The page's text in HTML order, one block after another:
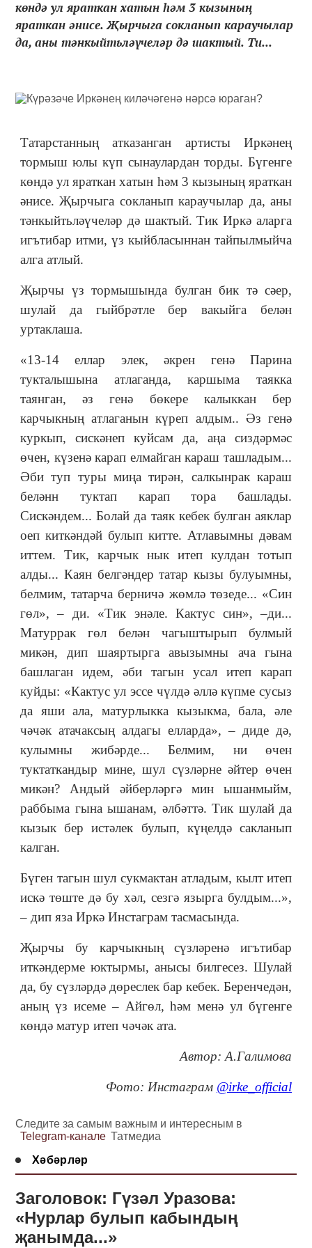
көндә ул яраткан хатын һәм 3 кызының
яраткан әнисе. Җырчыга сокланып караучылар
да, аны тәнкыйтьләүчеләр дә шактый. Ти...
Татарстанның атказанган артисты Иркәнең
тормыш юлы күп сынаулардан торды. Бүгенге
көндә ул яраткан хатын һәм 3 кызының яраткан
әнисе. Җырчыга сокланып караучылар да, аны
тәнкыйтьләүчеләр дә шактый. Тик Иркә аларга
игътибар итми, үз кыйбласыннан тайпылмыйча
алга атлый.
Җырчы үз тормышында булган бик тә сәер,
шулай да гыйбрәтле бер вакыйга белән
уртаклаша.
«13-14 еллар элек, әкрен генә Парина
тукталышына атлаганда, каршыма таякка
таянган, әз генә бөкере калыккан бер
карчыкның атлаганын күреп алдым.. Әз генә
куркып, сискәнеп куйсам да, аңа сиздәрмәс
өчен, күзенә карап елмайган караш ташладым...
Әби туп туры миңа тирән, салкынрак караш
беләнн туктап карап тора башлады.
Сискәндем... Болай да таяк кебек булган аяклар
оеп киткәндәй булып китте. Атлавымны дәвам
иттем. Тик, карчык нык итеп кулдан тотып
алды... Каян белгәндер татар кызы булуымны,
белмим, татарча берничә жөмлә төзеде... «Син
гөл», – ди. «Тик энәле. Кактус син», –ди...
Матуррак гөл белән чагыштырып булмый
микән, дип шаяртырга авызымны ача гына
башлаган идем, әби тагын усал итеп карап
куйды: «Кактус ул эссе чүлдә әллә күпме сусыз
да яши ала, матурлыкка кызыкма, бала, әле
чәчәк атачаксың алдагы елларда», – диде дә,
кулымны жибәрде... Белмим, ни өчен
туктаткандыр мине, шул сүзләрне әйтер өчен
микән? Андый әйберләргә мин ышанмыйм,
раббыма гына ышанам, әлбәттә. Тик шулай да
кызык бер истәлек булып, күңелдә сакланып
калган.
Бүген тагын шул сукмактан атладым, кылт итеп
искә төште дә бу хәл, сезгә язырга булдым...»,
– дип яза Иркә Инстаграм тасмасында.
Җырчы бу карчыкның сүзләренә игътибар
иткәндерме юктырмы, анысы билгесез. Шулай
да, бу сүзләрдә дөреслек бар кебек. Беренчедән,
аның үз исеме – Айгөл, һәм менә ул бүгенге
көндә матур итеп чәчәк ата.
Автор: А.Галимова
Фото: Инстаграм @irke_official
Следите за самым важным и интересным в
Telegram-канале Татмедиа
Хәбәрләр
Заголовок: Гүзәл Уразова:
«Нурлар булып кабындың
җанымда...»